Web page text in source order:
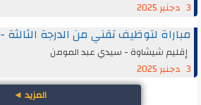
لتوظيف تقني من الدرجة الثالثة - سلم 9
شيشاوة - سيدي عبد المومن
◄